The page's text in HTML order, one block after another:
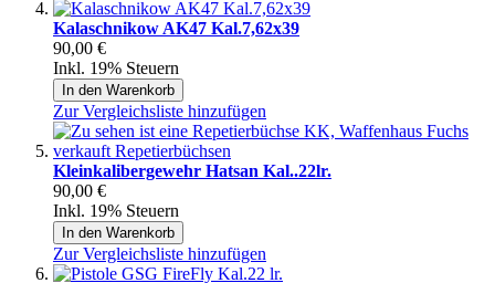
Kalaschnikow AK47 Kal.7,62x39
90,00 €
Inkl. 19% Steuern
In den Warenkorb
Zur Vergleichsliste hinzufügen
Kleinkalibergewehr Hatsan Kal..22lr.
90,00 €
Inkl. 19% Steuern
In den Warenkorb
Zur Vergleichsliste hinzufügen